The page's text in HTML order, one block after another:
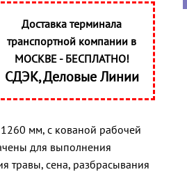
Доставка терминала
транспортной компании в
МОСКВЕ - БЕСПЛАТНО!
СДЭК, Деловые Линии
мм, с кованой рабочей
для выполнения
травы, сена, разбрасывания